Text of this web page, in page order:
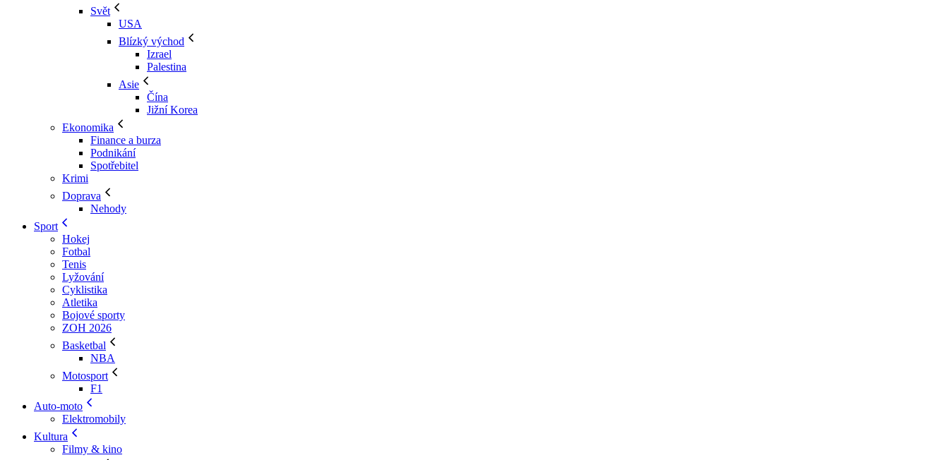
Svět
USA
Blízký východ
Izrael
Palestina
Asie
Čína
Jižní Korea
Ekonomika
Finance a burza
Podnikání
Spotřebitel
Krimi
Doprava
Nehody
Sport
Hokej
Fotbal
Tenis
Lyžování
Cyklistika
Atletika
Bojové sporty
ZOH 2026
Basketbal
NBA
Motosport
F1
Auto-moto
Elektromobily
Kultura
Filmy & kino